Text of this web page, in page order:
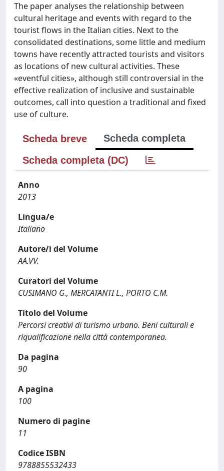
The paper analyses the relationship between
cultural heritage and events with regard to the
tourist flows in the Italian cities. Next to the
consolidated destinations, some little and medium
towns have recently attracted tourists and visitors
as locations of new cultural activities. These
«eventful cities», although still controversial in the
effective realization of inclusive and sustainable
outcomes, call into question a traditional and fixed
use of culture.
Scheda breve
Scheda completa
Scheda completa (DC)
Anno
2013
Lingua/e
Italiano
Autore/i del Volume
AA.VV.
Curatori del Volume
CUSIMANO G., MERCATANTI L., PORTO C.M.
Titolo del Volume
Percorsi creativi di turismo urbano. Beni culturali e
riqualificazione nella città contemporanea.
Da pagina
90
A pagina
100
Numero di pagine
11
Codice ISBN
9788855532433